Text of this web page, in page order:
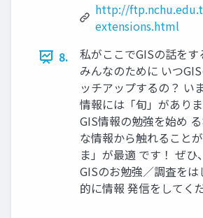
http://
extensions.html
8.
私がここでGISの話をす
みんなのために いつ
ッチアップするの？ い
情報には「旬」があり
GIS情報の勉強を始め
な情報から触れること
ま」が最適 です！ ぜひ
GISのお勉強／調査をは
的に情報 発信をしてく